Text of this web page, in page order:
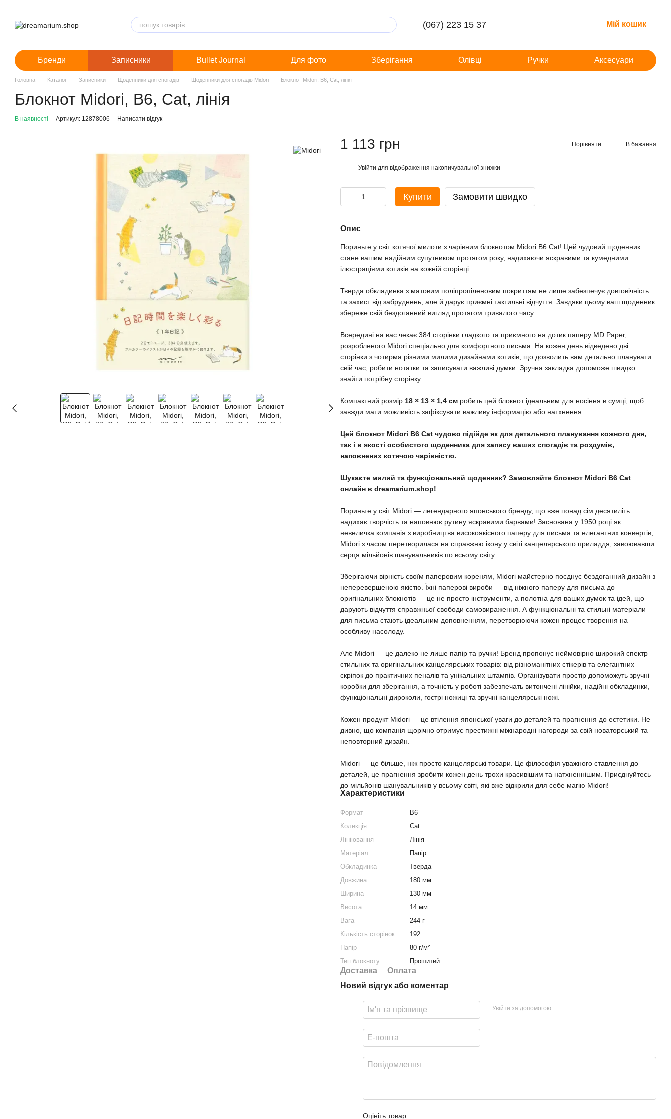
(067) 223 15 37 Мій кошик
Бренди Записники Bullet Journal Для фото Зберігання Олівці Ручки Аксесуари
Головна Каталог Записники Щоденники для спогадів Щоденники для спогадів Midori Блокнот Midori, B6, Cat, лінія
Блокнот Midori, B6, Cat, лінія
В наявності Артикул: 12878006 Написати відгук
1 113 грн Порівняти В бажання
Увійти для відображення накопичувальної знижки
Купити Замовити швидко
Опис
Пориньте у світ котячої милоти з чарівним блокнотом Midori B6 Cat! Цей чудовий щоденник
стане вашим надійним супутником протягом року, надихаючи яскравими та кумедними
ілюстраціями котиків на кожній сторінці.
Тверда обкладинка з матовим поліпропіленовим покриттям не лише забезпечує довговічність
та захист від забруднень, але й дарує приємні тактильні відчуття. Завдяки цьому ваш щоденник
збереже свій бездоганний вигляд протягом тривалого часу.
Всередині на вас чекає 384 сторінки гладкого та приємного на дотик паперу MD Paper,
розробленого Midori спеціально для комфортного письма. На кожен день відведено дві
сторінки з чотирма різними милими дизайнами котиків, що дозволить вам детально планувати
свій час, робити нотатки та записувати важливі думки. Зручна закладка допоможе швидко
знайти потрібну сторінку.
Компактний розмір 18 × 13 × 1,4 см робить цей блокнот ідеальним для носіння в сумці, щоб
завжди мати можливість зафіксувати важливу інформацію або натхнення.
Цей блокнот Midori B6 Cat чудово підійде як для детального планування кожного дня,
так і в якості особистого щоденника для запису ваших спогадів та роздумів,
наповнених котячою чарівністю.
Шукаєте милий та функціональний щоденник? Замовляйте блокнот Midori B6 Cat
онлайн в dreamarium.shop!
Пориньте у світ Midori — легендарного японського бренду, що вже понад сім десятиліть
надихає творчість та наповнює рутину яскравими барвами! Заснована у 1950 році як
невеличка компанія з виробництва високоякісного паперу для письма та елегантних конвертів,
Midori з часом перетворилася на справжню ікону у світі канцелярського приладдя, завоювавши
серця мільйонів шанувальників по всьому світу.
Зберігаючи вірність своїм паперовим кореням, Midori майстерно поєднує бездоганний дизайн з
неперевершеною якістю. Їхні паперові вироби — від ніжного паперу для письма до
оригінальних блокнотів — це не просто інструменти, а полотна для ваших думок та ідей, що
дарують відчуття справжньої свободи самовираження. А функціональні та стильні матеріали
для письма стають ідеальним доповненням, перетворюючи кожен процес творення на
особливу насолоду.
Але Midori — це далеко не лише папір та ручки! Бренд пропонує неймовірно широкий спектр
стильних та оригінальних канцелярських товарів: від різноманітних стікерів та елегантних
скріпок до практичних пеналів та унікальних штампів. Організувати простір допоможуть зручні
коробки для зберігання, а точність у роботі забезпечать витончені лінійки, надійні обкладинки,
функціональні дироколи, гострі ножиці та зручні канцелярські ножі.
Кожен продукт Midori — це втілення японської уваги до деталей та прагнення до естетики. Не
дивно, що компанія щорічно отримує престижні міжнародні нагороди за свій новаторський та
неповторний дизайн.
Midori — це більше, ніж просто канцелярські товари. Це філософія уважного ставлення до
деталей, це прагнення зробити кожен день трохи красивішим та натхненнішим. Приєднуйтесь
до мільйонів шанувальників у всьому світі, які вже відкрили для себе магію Midori!
Характеристики
Формат
B6
Колекція
Cat
Лініювання
Лінія
Матеріал
Папір
Обкладинка
Тверда
Довжина
180 мм
Ширина
130 мм
Висота
14 мм
Вага
244 г
Кількість сторінок
192
Папір
80 г/м²
Тип блокноту
Прошитий
Доставка
Оплата
Новий відгук або коментар
Увійти за допомогою
Оцініть товар